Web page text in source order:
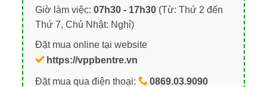
Giờ làm việc: 07h30 - 17h30(Từ: Thứ 2 đến
Thứ 7, Chủ Nhật: Nghỉ)
Đặt mua online tại website
https://vppbentre.vn
Đặt mua qua điện thoại:
0869.03.9090